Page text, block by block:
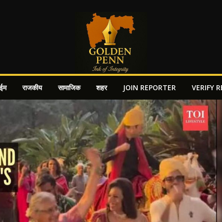
राजकीय सामाजिक शहर JOIN REPORTER VERIFY